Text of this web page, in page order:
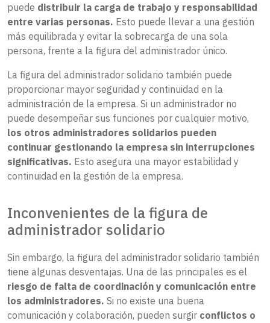
puede distribuir la carga de trabajo y responsabilidad
entre varias personas. Esto puede llevar a una gestión
más equilibrada y evitar la sobrecarga de una sola
persona, frente a la figura del administrador único.
La figura del administrador solidario también puede
proporcionar mayor seguridad y continuidad en la
administración de la empresa. Si un administrador no
puede desempeñar sus funciones por cualquier motivo,
los otros administradores solidarios pueden
continuar gestionando la empresa sin interrupciones
significativas. Esto asegura una mayor estabilidad y
continuidad en la gestión de la empresa.
Inconvenientes de la figura de
administrador solidario
Sin embargo, la figura del administrador solidario también
tiene algunas desventajas. Una de las principales es el
riesgo de falta de coordinación y comunicación entre
los administradores. Si no existe una buena
comunicación y colaboración, pueden surgir conflictos o